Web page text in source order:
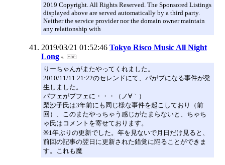
2019 Copyright. All Rights Reserved. The Sponsored Listings
displayed above are served automatically by a third party.
Neither the service provider nor the domain owner maintain
any relationship with
2019/03/21 01:52:46 Tokyo Risco Music All Night
Long
りーちゃんがまたやってくれました。
2010/11/11 21:22のセレンドにて、パがプになる事件が発
生しました。
パフェがプフェに・・・（ノ∀｀）
梨沙子氏は3年前にも同じ様な事件を起こしており（前
回）、このまたやっちゃう感じがたまらないと、ちゃち
ゃ氏はコメントを寄せております。
※1年ぶりの更新でした。年を見ないで月日だけ見ると、
前回の記事の翌日に更新された錯覚に陥ることができま
す。これも魔